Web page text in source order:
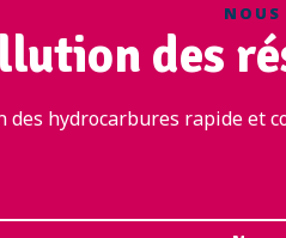
NOUS
des
hydrocarbures rapide et